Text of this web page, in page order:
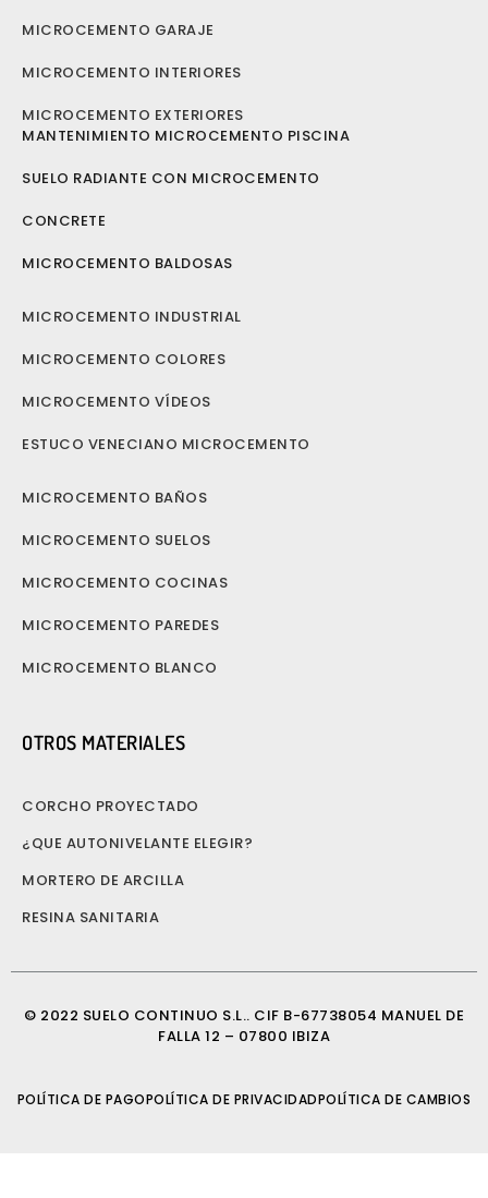
OTROS MATERIALES
CORCHO PROYECTADO
¿QUE AUTONIVELANTE ELEGIR?
MORTERO DE ARCILLA
RESINA SANITARIA
MICROCEMENTO BAÑOS
MICROCEMENTO SUELOS
MICROCEMENTO COCINAS
MICROCEMENTO PAREDES
MICROCEMENTO BLANCO
MICROCEMENTO INDUSTRIAL
MICROCEMENTO COLORES
MICROCEMENTO VÍDEOS
ESTUCO VENECIANO MICROCEMENTO
MANTENIMIENTO MICROCEMENTO PISCINA
SUELO RADIANTE CON MICROCEMENTO
CONCRETE
MICROCEMENTO BALDOSAS
MICROCEMENTO GARAJE
MICROCEMENTO INTERIORES
MICROCEMENTO EXTERIORES
© 2022 SUELO CONTINUO S.L.. CIF B-67738054 MANUEL DE
FALLA 12 – 07800 IBIZA
POLÍTICA DE PAGOPOLÍTICA DE PRIVACIDADPOLÍTICA DE CAMBIOS